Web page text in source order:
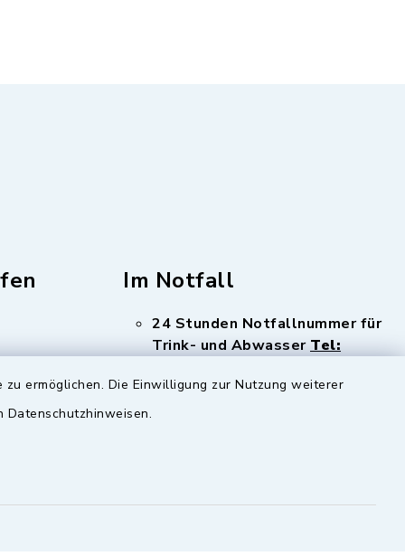
ermöglichen. Die Einwilligung zur Nutzung weiterer
Im Notfall
24 Stunden Notfallnummer für
Trink- und Abwasser Tel: